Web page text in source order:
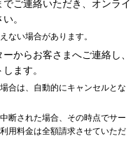
でご連絡いただき、オンライ
。
ない場合があります。
からお客さまへご連絡し、
ます。
合は、自動的にキャンセルとな
断された場合、その時点でサー
用料金は全額請求させていただ